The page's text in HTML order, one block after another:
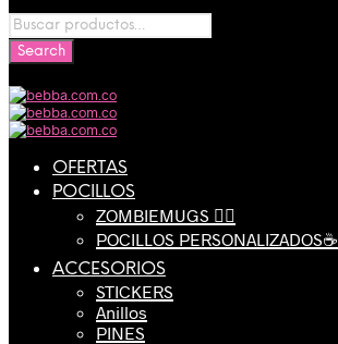
OFERTAS
POCILLOS
ZOMBIEMUGS 🧟‍♂️
POCILLOS PERSONALIZADOS☕️
ACCESORIOS
STICKERS
Anillos
PINES